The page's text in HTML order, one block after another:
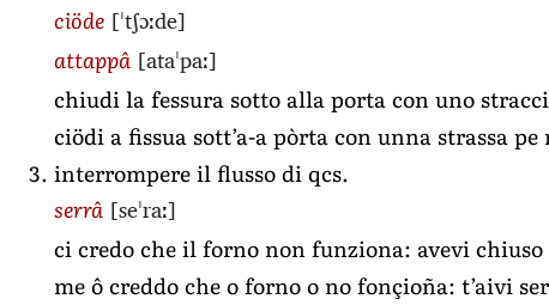
ciöde [ˈtʃɔːde]
attappâ [ataˈpaː]
chiudi la fessura sotto alla porta con uno
ciödi a fissua sott’a-a pòrta con unna strassa
interrompere il flusso di qcs.
serrâ [seˈraː]
ci credo che il forno non funziona: avevi chiuso
me ô creddo che o forno o no fonçioña: t’aivi